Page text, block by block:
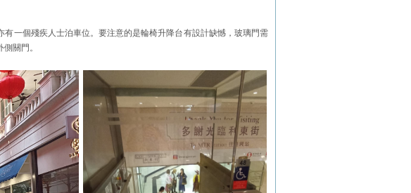
一個殘疾人士泊車位。要注意的是輪椅升降台有設計缺憾，玻璃門需
關門。